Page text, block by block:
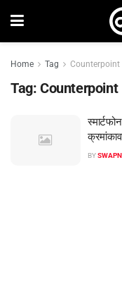
Home Tag Counterpoint
Tag: Counterpoint
BY